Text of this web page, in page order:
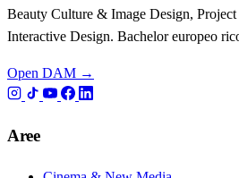
Beauty Culture & Image Design,
Interactive Design. Bachelor europeo
Open DAM →
Aree